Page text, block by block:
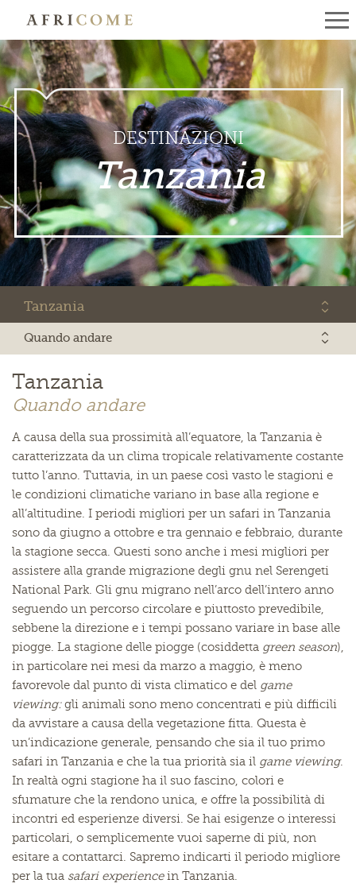
DESTINAZIONI
Tanzania
Tanzania
Quando andare
Tanzania
Quando andare
A causa della sua prossimità all’equatore, la Tanzania è
caratterizzata da un clima tropicale relativamente costante
tutto l’anno. Tuttavia, in un paese così vasto le stagioni e
le condizioni climatiche variano in base alla regione e
all’altitudine. I periodi migliori per un safari in Tanzania
sono da giugno a ottobre e tra gennaio e febbraio, durante
la stagione secca. Questi sono anche i mesi migliori per
assistere alla grande migrazione degli gnu nel Serengeti
National Park. Gli gnu migrano nell’arco dell’intero anno
seguendo un percorso circolare e piuttosto prevedibile,
sebbene la direzione e i tempi possano variare in base alle
piogge. La stagione delle piogge (cosiddetta green season),
in particolare nei mesi da marzo a maggio, è meno
favorevole dal punto di vista climatico e del game
viewing:gli animali sono meno concentrati e più difficili
da avvistare a causa della vegetazione fitta. Questa è
un’indicazione generale, pensando che sia il tuo primo
safari in Tanzania e che la tua priorità sia il game viewing.
In realtà ogni stagione ha il suo fascino, colori e
sfumature che la rendono unica, e offre la possibilità di
incontri ed esperienze diversi. Se hai esigenze o interessi
particolari, o semplicemente vuoi saperne di più, non
esitare a contattarci. Sapremo indicarti il periodo migliore
per la tua safari experiencein Tanzania.